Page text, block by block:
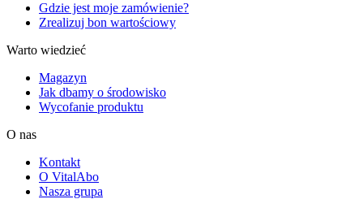
Gdzie jest moje zamówienie?
Zrealizuj bon wartościowy
Warto wiedzieć
Magazyn
Jak dbamy o środowisko
Wycofanie produktu
O nas
Kontakt
O VitalAbo
Nasza grupa